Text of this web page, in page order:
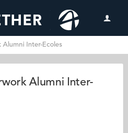
Inter-Ecoles
Alumni Inter-